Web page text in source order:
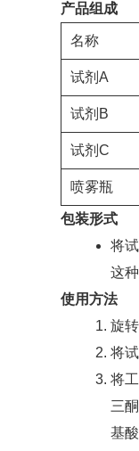
产品组成
名称
试剂A
试剂B
试剂C
喷雾瓶
包装形式
将
这
使用方法
旋
将
将
三
基